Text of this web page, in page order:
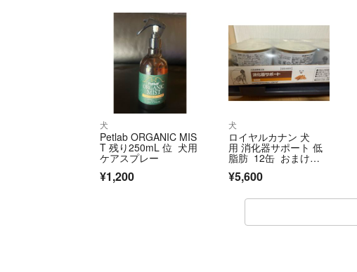
犬
Petlab ORGANIC MIS
T 残り250mL 位 犬用
ケアスプレー
¥1,200
犬
ロイヤルカナン 犬
用 消化器サポート 低
脂肪 12缶 おまけ付
き
¥5,600